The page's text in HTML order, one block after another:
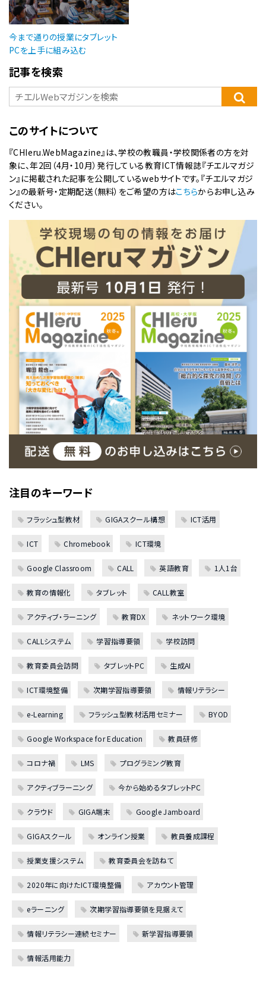
今まで通りの授業にタブレット
PCを上手に組み込む
記事を検索
このサイトについて
『CHIeru.WebMagazine』は、学校の教職員・学校関係者の方を対
象に、年2回（4月・10月）発行している教育ICT情報誌『チエルマガジ
ン』に掲載された記事を公開しているwebサイトです。『チエルマガジ
ン』の最新号・定期配送（無料）をご希望の方はこちらからお申し込み
ください。
注目のキーワード
フラッシュ型教材 GIGAスクール構想 ICT活用
ICT Chromebook ICT環境
Google Classroom CALL 英語教育 1人1台
教育の情報化 タブレット CALL教室
アクティブ・ラーニング 教育DX ネットワーク環境
CALLシステム 学習指導要領 学校訪問
教育委員会訪問 タブレットPC 生成AI
ICT環境整備 次期学習指導要領 情報リテラシー
e-Learning フラッシュ型教材活用セミナー BYOD
Google Workspace for Education 教員研修
コロナ禍 LMS プログラミング教育
アクティブラーニング 今から始めるタブレットPC
クラウド GIGA端末 Google Jamboard
GIGAスクール オンライン授業 教員養成課程
授業支援システム 教育委員会を訪ねて
2020年に向けたICT環境整備 アカウント管理
eラーニング 次期学習指導要領を見据えて
情報リテラシー連続セミナー 新学習指導要領
情報活用能力